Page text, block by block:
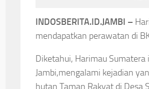
INDOSBERITA.ID.JAMBI –
mendapatkan perawatan di
Diketahui, Harimau
Jambi,mengalami kejadian
hutan Taman Rakyat di Desa
Agustus 7, 2026